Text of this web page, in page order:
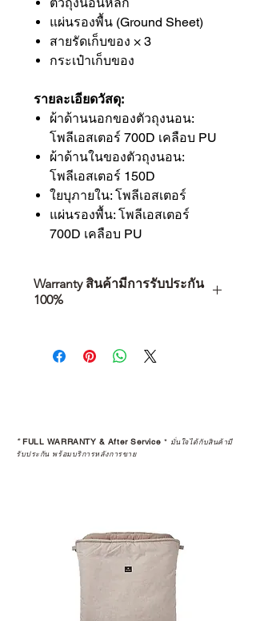
แผ่นรองพื้น (Ground Sheet)
สายรัดเก็บของ × 3
กระเป๋าเก็บของ
รายละเอียดวัสดุ:
ผ้าด้านนอกของตัวถุงนอน:
โพลีเอสเตอร์ 700D เคลือบ PU
ผ้าด้านในของตัวถุงนอน:
โพลีเอสเตอร์ 150D
ใยบุภายใน: โพลีเอสเตอร์
แผ่นรองพื้น: โพลีเอสเตอร์
700D เคลือบ PU
Warranty สินค้ามีการรับประกัน
100%
คุณตัดสินใจซื้อ แต่รวมไปถึง
“ประสบการณ์หลังการใช้งาน” ใน
STUDIO และร้านตัวแทนจำหน่ายที่
ได้รับการแต่งตั้งอย่างเป็นทางการ จะ
หรือการแก้ไขปัญหาที่อาจเกิดขึ้นใน
ก่อนตัดสินใจซื้อสินค้า เราอยาก
แนะนำให้คุณสอบถามทุกครั้งว่า ร้าน
*FULL WARRANTY & After Service * มั่นใจได้กับสินค้ามี
รับประกัน พร้อมบริการหลังการขาย